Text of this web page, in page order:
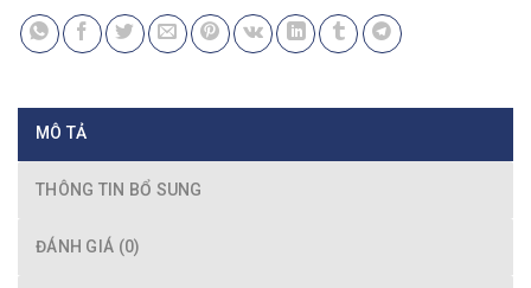
MÔ TẢ
THÔNG TIN BỔ SUNG
ĐÁNH GIÁ (0)